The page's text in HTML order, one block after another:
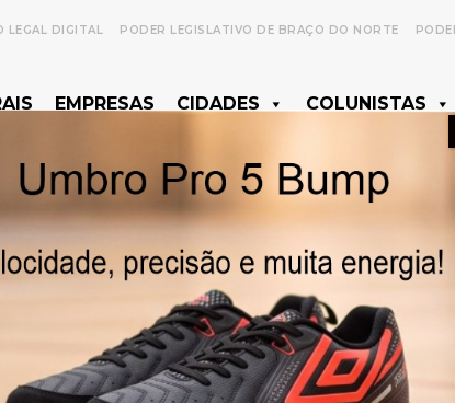
LEGAL DIGITAL PODER LEGISLATIVO DE BRAÇO DO NORTE
EMPRESAS CIDADES COLUNISTAS
-